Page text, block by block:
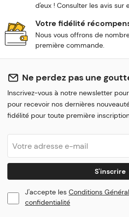
d'eux ! Consulter les avis sur
Votre fidélité
Nous vous offrons de
première commande.
Ne perdez pas une
Inscrivez-vous à notre newsletter
pour recevoir nos dernières
fidélité pour toute première
S'inscrire
J'accepte les Conditions
confidentialité